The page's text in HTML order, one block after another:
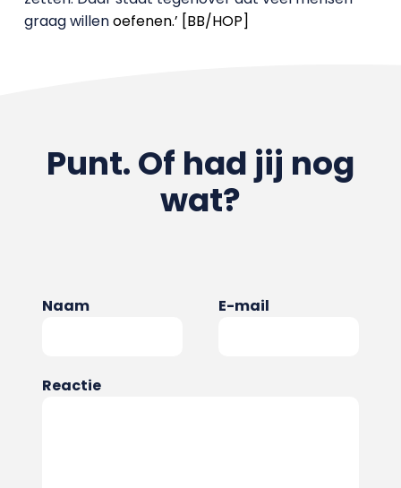
graag willenoefenen.’ [BB/HOP]
Punt. Of had jij nog
wat?
Naam E-mail
Reactie